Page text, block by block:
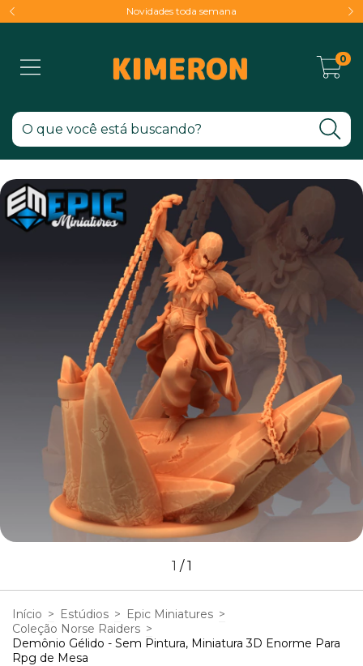
Novidades toda semana
0
1 /1
Início > Estúdios > Epic Miniatures >
Coleção Norse Raiders >
Demônio Gélido - Sem Pintura, Miniatura 3D Enorme Para
Rpg de Mesa